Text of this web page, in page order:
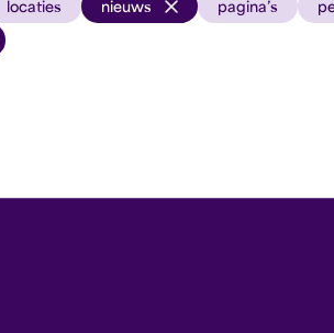
locaties nieuws pagina’s